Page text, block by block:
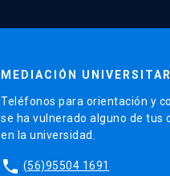
MEDIACIÓN
Teléfonos para orientación y
se ha vulnerado alguno de tus
en la universidad.
phone (56)95504 1691